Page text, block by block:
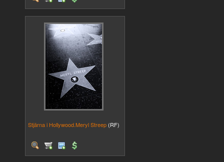
Stjärna i Hollywood.Meryl Streep (RF)